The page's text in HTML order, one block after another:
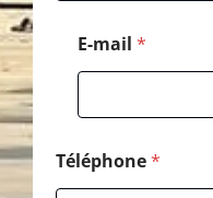
E-mail *
Téléphone*